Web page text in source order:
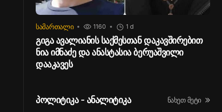
ᲡᲐᲛᲐᲠᲗᲐᲚᲘ 1160 1 d
გიგა ავალიანის საქმესთან დაკავშირებით
ნია იმნაძე და ანასტასია ბერუაშვილი
დააკავეს
პოლიტიკა - ანალიტიკა ნახეთ მეტი